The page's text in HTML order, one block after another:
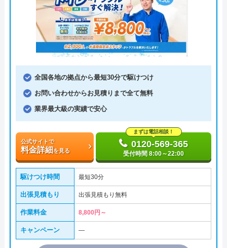
全国各地の拠点から最短30分で駆けつけ
お問い合わせからお見積りまで全て無料
業界最大級の実績で安心
公式サイトで
料金詳細を見る
まずは電話相談！
0120-569-365
受付時間 8:00～22:00
駆けつけ時間 最短30分
出張見積もり 出張見積もり無料
作業料金 8,800円～
キャンペーン ―